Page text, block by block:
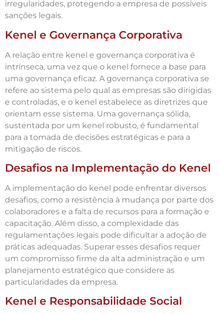
irregularidades, protegendo a empresa de possíveis
sanções legais.
Kenel e Governança Corporativa
A relação entre kenel e governança corporativa é
intrínseca, uma vez que o kenel fornece a base para
uma governança eficaz. A governança corporativa se
refere ao sistema pelo qual as empresas são dirigidas
e controladas, e o kenel estabelece as diretrizes que
orientam esse sistema. Uma governança sólida,
sustentada por um kenel robusto, é fundamental
para a tomada de decisões estratégicas e para a
mitigação de riscos.
Desafios na Implementação do Kenel
A implementação do kenel pode enfrentar diversos
desafios, como a resistência à mudança por parte dos
colaboradores e a falta de recursos para a formação e
capacitação. Além disso, a complexidade das
regulamentações legais pode dificultar a adoção de
práticas adequadas. Superar esses desafios requer
um compromisso firme da alta administração e um
planejamento estratégico que considere as
particularidades da empresa.
Kenel e Responsabilidade Social